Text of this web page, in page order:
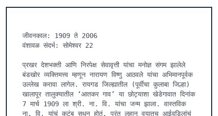
जीवनकाल: 1909 ते 2006
वंशावळ संदर्भ: सोमेश्वर 22
प्रखर देशभक्ती आणि निरपेक्ष सेवावृत्ती यांचा मनोज्ञ संगम झालेले
बंडखोर व्यक्तिमत्त्व म्हणून नारायण विष्णु आठवले यांचा अभिमानपूर्वक
उल्लेख करावा लागेल. रायगड जिल्ह्यातील (पूर्वीचा कुलाबा जिल्हा)
खालापूर तालुक्यातील ‘आतकर गाव’ या छोट्याशा खेडेगावात दिनांक
7 मार्च 1909 ला श्री. ना. वि. यांचा जन्म झाला. वास्तविक
ना. वि. यांचं कुटुंब सधन होतं. परंतु लहान वयातच आईवडिलांचं